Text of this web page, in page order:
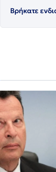
Βρήκατε